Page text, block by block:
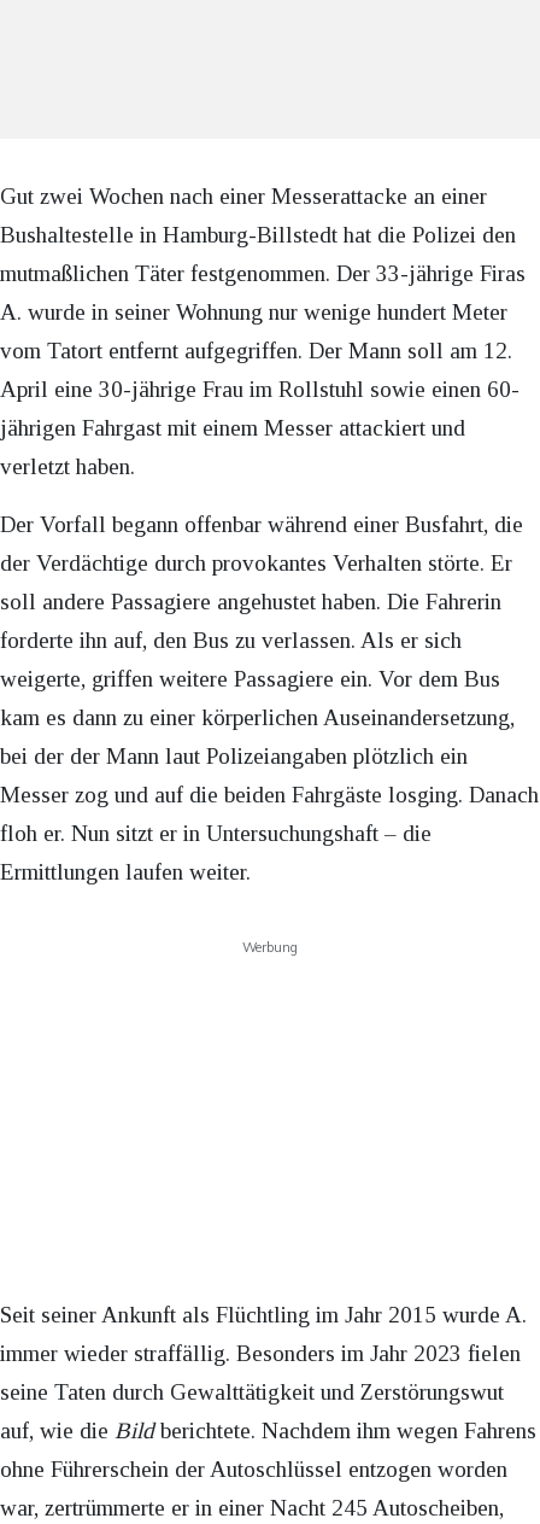
Gut zwei Wochen nach einer Messerattacke an einer
Bushaltestelle in Hamburg-Billstedt hat die Polizei den
mutmaßlichen Täter festgenommen. Der 33-jährige Firas
A. wurde in seiner Wohnung nur wenige hundert Meter
vom Tatort entfernt aufgegriffen. Der Mann soll am 12.
April eine 30-jährige Frau im Rollstuhl sowie einen 60-
jährigen Fahrgast mit einem Messer attackiert und
verletzt haben.
Der Vorfall begann offenbar während einer Busfahrt, die
der Verdächtige durch provokantes Verhalten störte. Er
soll andere Passagiere angehustet haben. Die Fahrerin
forderte ihn auf, den Bus zu verlassen. Als er sich
weigerte, griffen weitere Passagiere ein. Vor dem Bus
kam es dann zu einer körperlichen Auseinandersetzung,
bei der der Mann laut Polizeiangaben plötzlich ein
Messer zog und auf die beiden Fahrgäste losging. Danach
floh er. Nun sitzt er in Untersuchungshaft – die
Ermittlungen laufen weiter.
Werbung
Seit seiner Ankunft als Flüchtling im Jahr 2015 wurde A.
immer wieder straffällig. Besonders im Jahr 2023 fielen
seine Taten durch Gewalttätigkeit und Zerstörungswut
auf, wie die Bildberichtete. Nachdem ihm wegen Fahrens
ohne Führerschein der Autoschlüssel entzogen worden
war, zertrümmerte er in einer Nacht 245 Autoscheiben,